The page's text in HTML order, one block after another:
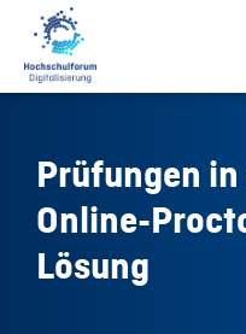
Prüfungen
Online-
Lösung